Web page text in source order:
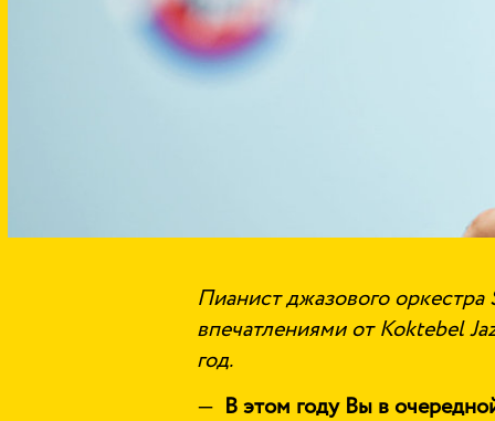
Пианист джазового
впечатлениями от Koktebel
год.
— В этом году Вы в